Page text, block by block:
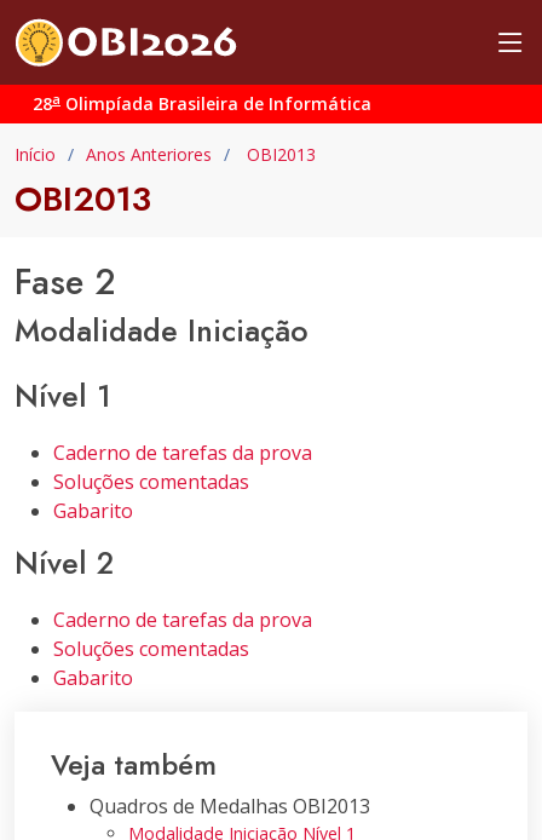
28a Olimpíada Brasileira de Informática
Início Anos Anteriores OBI2013
OBI2013
Fase 2
Modalidade Iniciação
Nível 1
Caderno de tarefas da prova
Soluções comentadas
Gabarito
Nível 2
Caderno de tarefas da prova
Soluções comentadas
Gabarito
Veja também
Quadros de Medalhas OBI2013
Modalidade Iniciação Nível 1